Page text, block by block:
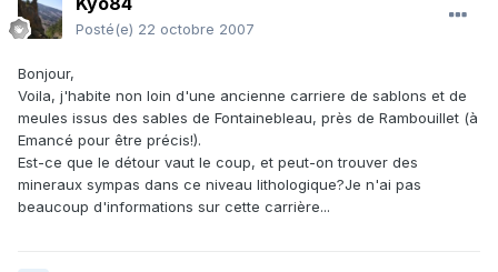
Posté(e) 22 octobre 2007
Bonjour,
Voila, j'habite non loin d'une ancienne carriere de sablons et de
meules issus des sables de Fontainebleau, près de Rambouillet (à
Emancé pour être précis!).
Est-ce que le détour vaut le coup, et peut-on trouver des
mineraux sympas dans ce niveau lithologique?Je n'ai pas
beaucoup d'informations sur cette carrière...